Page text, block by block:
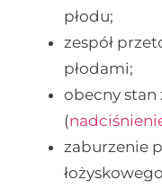
płodu;
zespół
płodami;
obecny
(
zaburzenie